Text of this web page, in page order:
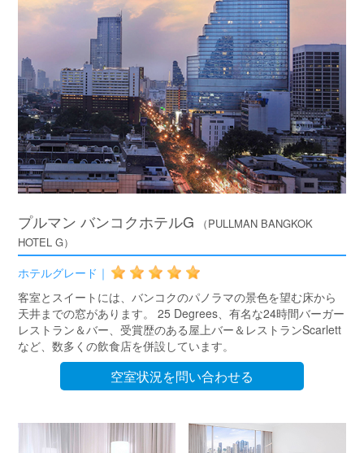
プルマン バンコクホテルG （PULLMAN BANGKOK
HOTEL G）
ホテルグレード｜
客室とスイートには、バンコクのパノラマの景色を望む床から
天井までの窓があります。 25 Degrees、有名な24時間バーガー
レストラン＆バー、受賞歴のある屋上バー＆レストランScarlett
など、数多くの飲食店を併設しています。
空室状況を問い合わせる